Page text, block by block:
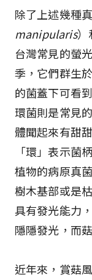
除了上述幾種
manipularis）
台灣常見的螢
季，它們群生
的菌蓋下可看
環菌則是常見
體聞起來有甜
「環」表示菌
植物的病原真
樹木基部或是
具有發光能力
隱隱發光，而
近年來，賞菇